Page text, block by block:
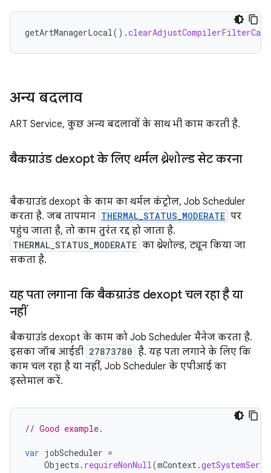
getArtManagerLocal().
अन्य बदलाव
ART Service, कुछ अन्य बदलावों के साथ भी काम करती है.
बैकग्राउंड dexopt के लिए थर्मल थ्रेशोल्ड सेट करना
बैकग्राउंड dexopt के काम का थर्मल कंट्रोल, Job Scheduler
करता है. जब तापमान THERMAL_STATUS_MODERATE पर
पहुंच जाता है, तो काम तुरंत रद्द हो जाता है.
THERMAL_STATUS_MODERATE का थ्रेशोल्ड, ट्यून किया जा
सकता है.
यह पता लगाना कि बैकग्राउंड dexopt चल रहा है या
नहीं
बैकग्राउंड dexopt के काम को Job Scheduler मैनेज करता है.
इसका जॉब आईडी 27873780 है. यह पता लगाने के लिए कि
काम चल रहा है या नहीं, Job Scheduler के एपीआई का
इस्तेमाल करें.
// Good example.
var jobScheduler =
Objects . requireNonNull(mContext.